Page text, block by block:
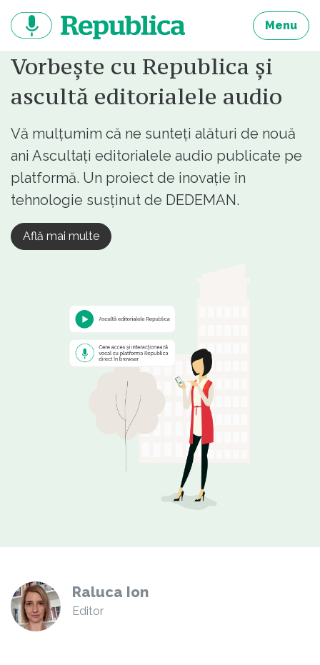
continut
Menu
Vorbește cu Republica și
ascultă editorialele audio
Vă mulțumim că ne sunteți alături de nouă
ani Ascultați editorialele audio publicate pe
platformă. Un proiect de inovație în
tehnologie susținut de DEDEMAN.
Află mai multe
Raluca Ion
Editor